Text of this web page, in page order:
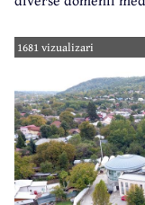
1681 vizualizari